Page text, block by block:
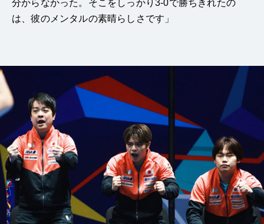
分からなかった。そこをしっかり3-0で勝ちきれたの
は、彼のメンタルの素晴らしさです」